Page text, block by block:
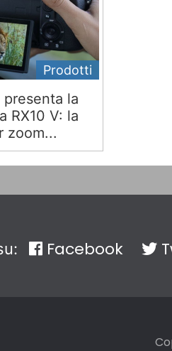
Prodotti
presenta la
RX10 V: la
zoom...
Facebook